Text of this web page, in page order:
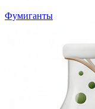
Фумиганты